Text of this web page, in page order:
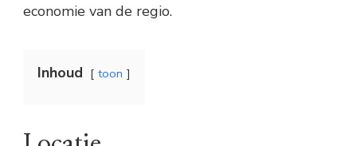
economie van de regio.
Inhoud toon